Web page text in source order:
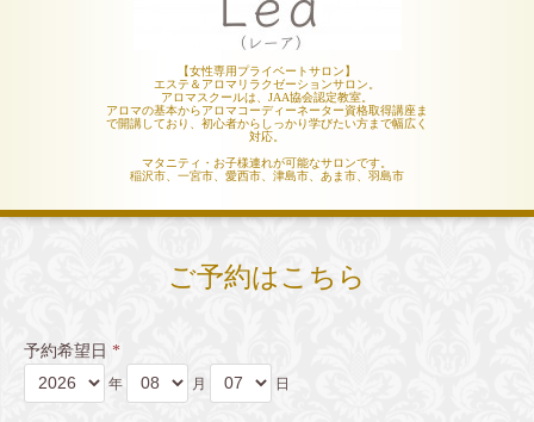
【女性専用プライベートサロン】
エステ＆アロマリラクゼーションサロン。
アロマスクールは、JAA協会認定教室。
アロマの基本からアロマコーディーネーター資格取得講座ま
で開講しており、初心者からしっかり学びたい方まで幅広く
対応。
マタニティ・お子様連れが可能なサロンです。
稲沢市、一宮市、愛西市、津島市、あま市、羽島市
ご予約はこちら
予約希望日 *
年 月 日